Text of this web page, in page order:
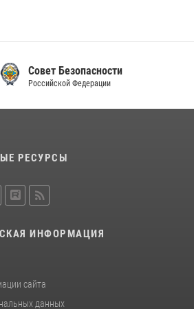
росгвардейцы задержали
напавших на бригаду
(видео)
12:20 1
Безопасности
Федерации
РЕСУРСЫ
ИНФОРМАЦИЯ
сайта
данных